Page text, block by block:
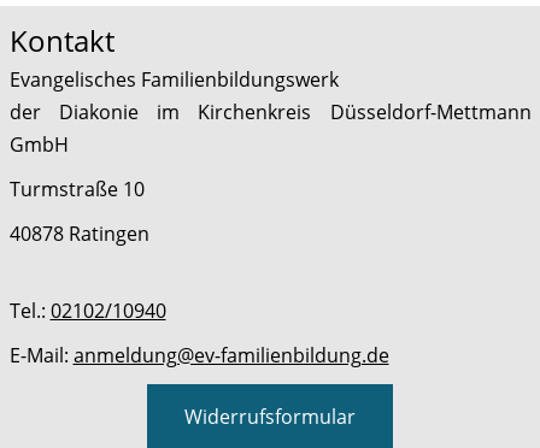
Kontakt
Evangelisches Familienbildungswerk
der Diakonie im Kirchenkreis Düsseldorf-Mettmann
GmbH
Turmstraße 10
40878 Ratingen
Tel.: 02102/10940
E-Mail: anmeldung@ev-familienbildung.de
Widerrufsformular